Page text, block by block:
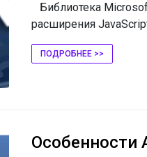
Библиотека
расширения
ПОДРОБНЕЕ >>
Особенности